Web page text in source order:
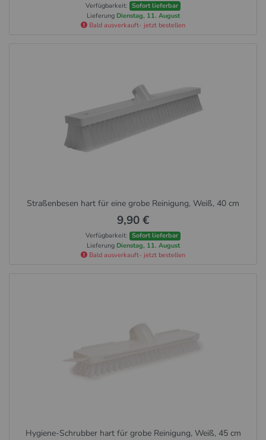
Verfügbarkeit: Sofort lieferbar
Lieferung Dienstag, 11. August
Bald ausverkauft- jetzt bestellen
Straßenbesen hart für eine grobe Reinigung, Weiß, 40 cm
9,90 €
Verfügbarkeit: Sofort lieferbar
Lieferung Dienstag, 11. August
Bald ausverkauft- jetzt bestellen
Hygiene-Schrubber hart für grobe Reinigung, Weiß, 45 cm